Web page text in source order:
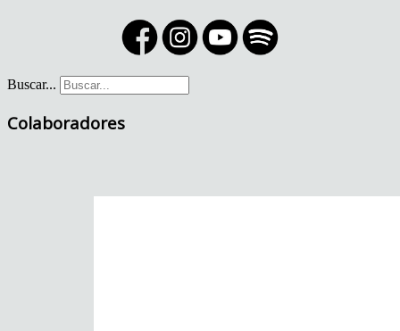
Buscar...
Colaboradores